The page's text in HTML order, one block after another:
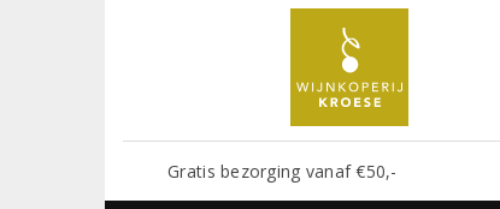
Gratis bezorging vanaf €50,-